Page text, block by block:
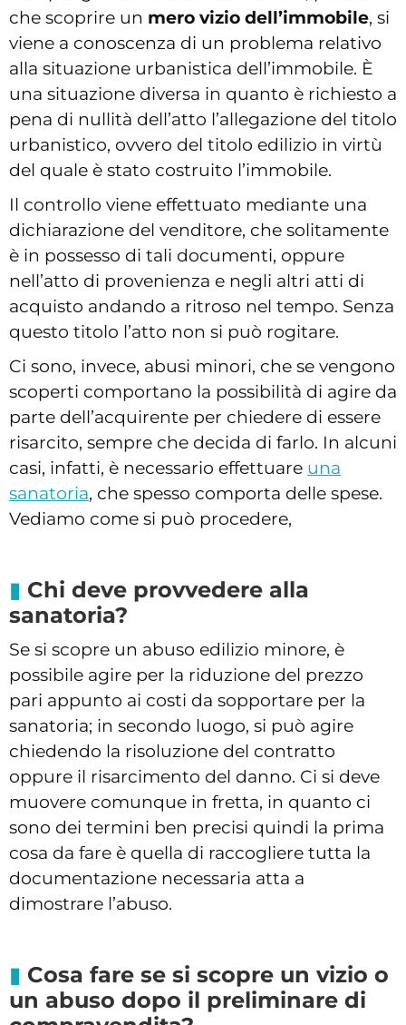
che scoprire un mero vizio dell’immobile, si
viene a conoscenza di un problema relativo
alla situazione urbanistica dell’immobile. È
una situazione diversa in quanto è richiesto a
pena di nullità dell’atto l’allegazione del titolo
urbanistico, ovvero del titolo edilizio in virtù
del quale è stato costruito l’immobile.
Il controllo viene effettuato mediante una
dichiarazione del venditore, che solitamente
è in possesso di tali documenti, oppure
nell’atto di provenienza e negli altri atti di
acquisto andando a ritroso nel tempo. Senza
questo titolo l’atto non si può rogitare.
Ci sono, invece, abusi minori, che se vengono
scoperti comportano la possibilità di agire da
parte dell’acquirente per chiedere di essere
risarcito, sempre che decida di farlo. In alcuni
casi, infatti, è necessario effettuare una
sanatoria, che spesso comporta delle spese.
Vediamo come si può procedere,
Chi deve provvedere alla
sanatoria?
Se si scopre un abuso edilizio minore, è
possibile agire per la riduzione del prezzo
pari appunto ai costi da sopportare per la
sanatoria; in secondo luogo, si può agire
chiedendo la risoluzione del contratto
oppure il risarcimento del danno. Ci si deve
muovere comunque in fretta, in quanto ci
sono dei termini ben precisi quindi la prima
cosa da fare è quella di raccogliere tutta la
documentazione necessaria atta a
dimostrare l’abuso.
Cosa fare se si scopre un vizio o
un abuso dopo il preliminare di